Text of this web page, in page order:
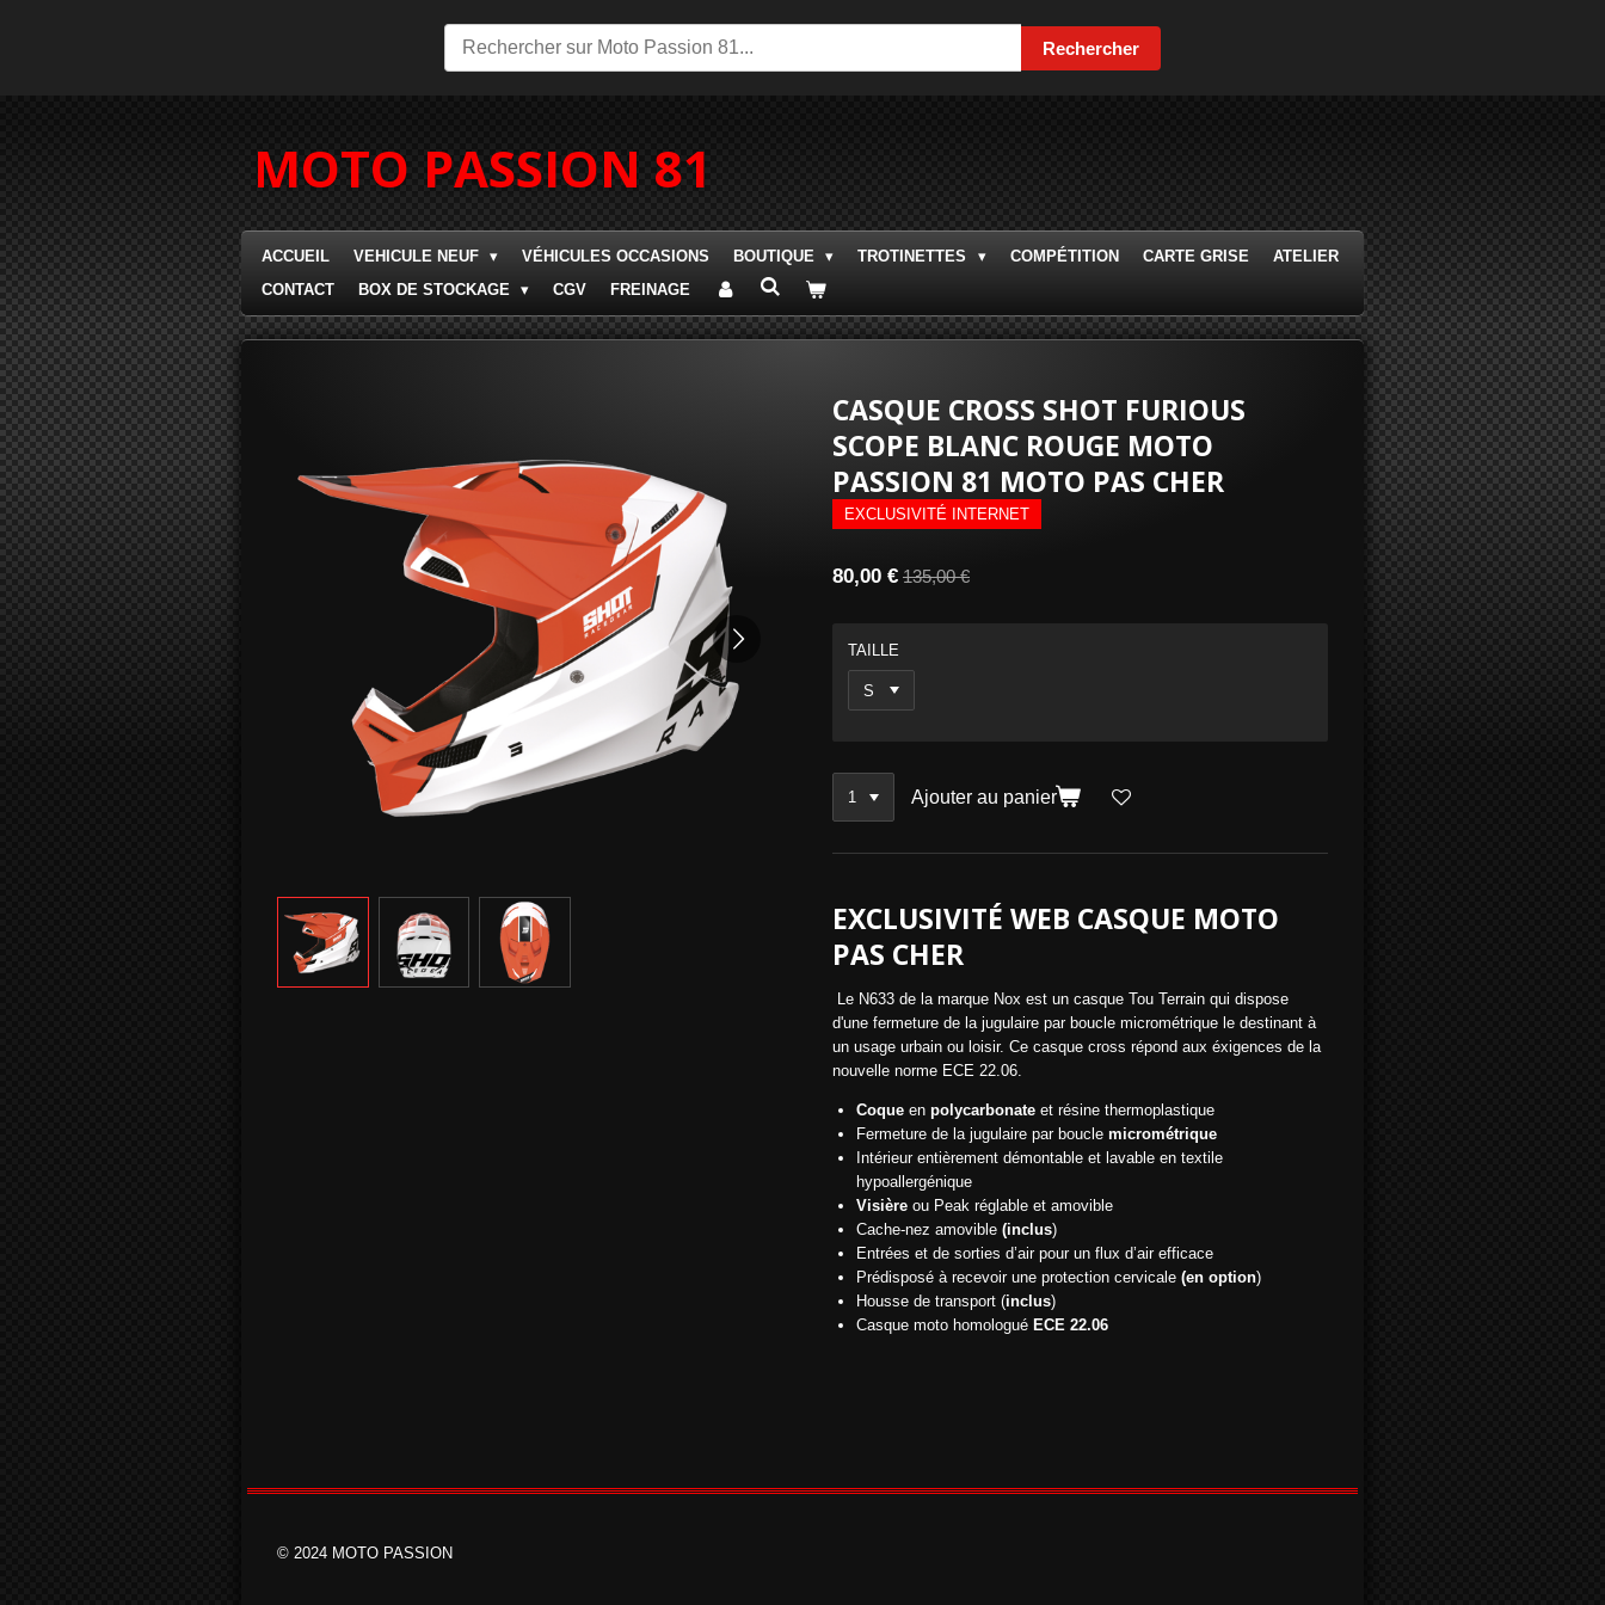
Rechercher
MOTO PASSION 81
ACCUEIL VEHICULE NEUF VÉHICULES OCCASIONS BOUTIQUE TROTINETTES COMPÉTITION CARTE GRISE
ATELIER
CONTACT
BOX DE STOCKAGE CGV FREINAGE
CASQUE CROSS SHOT FURIOUS
SCOPE BLANC ROUGE MOTO
PASSION 81 MOTO PAS CHER
EXCLUSIVITÉ INTERNET
80,00 € 135,00 €
TAILLE
Ajouter au panier
EXCLUSIVITÉ WEB CASQUE MOTO
PAS CHER
Le N633 de la marque Nox est un casque Tou Terrain qui dispose
d'une fermeture de la jugulaire par boucle micrométrique le destinant à
un usage urbain ou loisir. Ce casque cross répond aux éxigences de la
nouvelle norme ECE 22.06.
Coque en polycarbonateet résine thermoplastique
Fermeture de la jugulaire par boucle micrométrique
Intérieur entièrement démontable et lavable en textile
hypoallergénique
Visièreou Peak réglable et amovible
Cache-nez amovible (inclus)
Entrées et de sorties d’air pour un flux d’air efficace
Prédisposé à recevoir une protection cervicale (en option)
Housse de transport (inclus)
Casque moto homologué ECE 22.06
© 2024 MOTO PASSION